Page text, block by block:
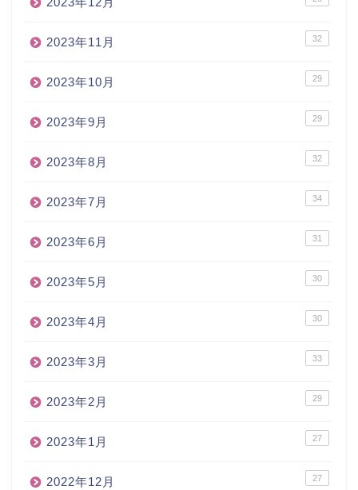
2023年11月 32
2023年10月 29
2023年9月 29
2023年8月 32
2023年7月 34
2023年6月 31
2023年5月 30
2023年4月 30
2023年3月 33
2023年2月 29
2023年1月 27
2022年12月 27